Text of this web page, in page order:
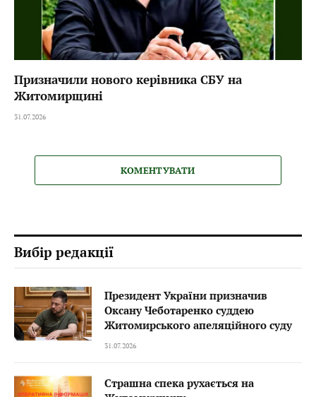
Призначили нового керівника СБУ на
Житомирщині
31.07.2026
КОМЕНТУВАТИ
Вибір редакції
Президент України призначив
Оксану Чеботаренко суддею
Житомирського апеляційного суду
31.07.2026
Страшна спека рухається на